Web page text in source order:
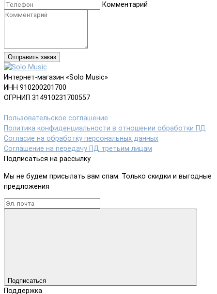
Комментарий
Отправить заказ
Интернет-магазин «Solo Music»
ИНН 910200201700
ОГРНИП 314910231700557
Пользовательское соглашение
Политика конфиденциальности в отношении обработки ПД
Согласие на обработку персональных данных
Соглашение на передачу ПД третьим лицам
Подписаться на рассылку
Мы не будем присылать вам спам. Только скидки и выгодные
предложения
Подписаться
Поддержка